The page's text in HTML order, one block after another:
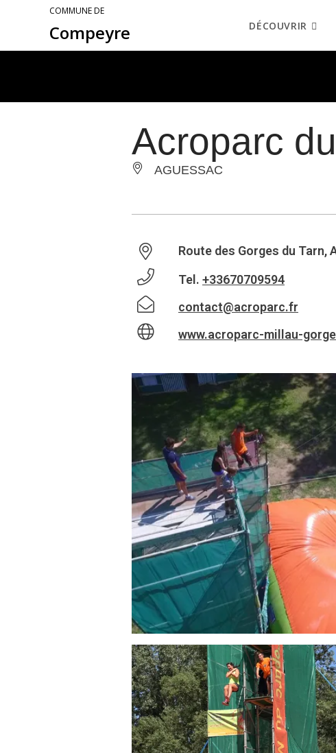
COMMUNE DE
Compeyre DÉCOUVRIR
Acroparc
AGUESSAC
Route des Gorges du Tarn,
Tel. +33670709594
contact@acroparc.fr
www.acroparc-millau-